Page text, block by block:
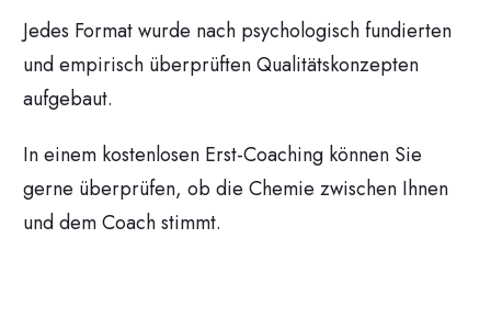
Jedes Format wurde nach psychologisch fundierten
und empirisch überprüften Qualitätskonzepten
aufgebaut.
In einem kostenlosen Erst-Coaching können Sie
gerne überprüfen, ob die Chemie zwischen Ihnen
und dem Coach stimmt.